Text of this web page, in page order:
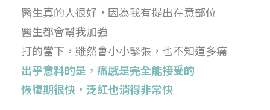
醫生真的人很好，因為我有提出在意部位
醫生都會幫我加強
打的當下，雖然會小小緊張，也不知道多痛
出乎意料的是，痛感是完全能接受的
恢復期很快，泛紅也消得非常快